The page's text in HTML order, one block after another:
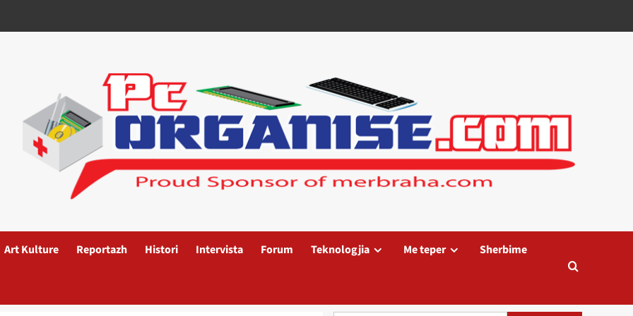
Art Kulture Reportazh Histori Intervista Forum Teknologjia Me teper Sherbime